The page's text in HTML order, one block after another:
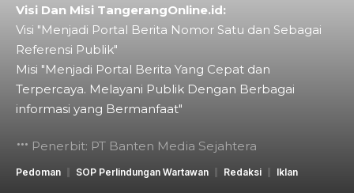
Visi Dan Misi TangerangOnline.id:
Visi "Menjadi Portal Berita Nomor Satu dan Sebagai
Referensi Publik"
Misi "Menjadi Portal Berita Yang Cepat dan
Terpercaya. Melayani Publik Dengan Berbagai
informasi yang Bermanfaat"
Penerbit: PT Banten Media Sejahtera
Pedoman SOP Perlindungan Wartawan Redaksi Iklan